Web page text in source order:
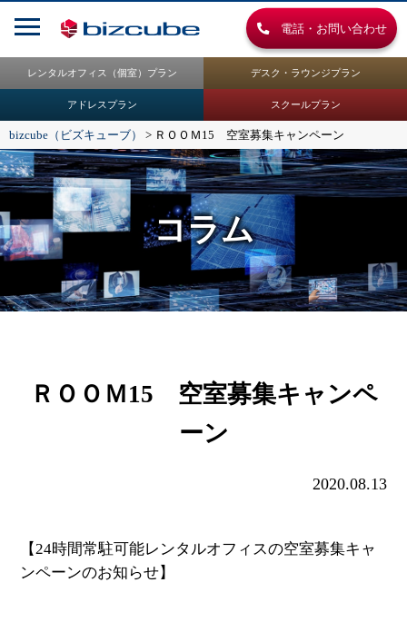
電話・お問い合わせ
レンタルオフィス（個室）プラン デスク・ラウンジプラン
アドレスプラン スクールプラン
bizcube（ビズキューブ） > ＲＯＯＭ15 空室募集キャンペーン
コラム
ＲＯＯＭ15 空室募集キャンペ
ーン
2020.08.13
【24時間常駐可能レンタルオフィスの空室募集キャ
ンペーンのお知らせ】